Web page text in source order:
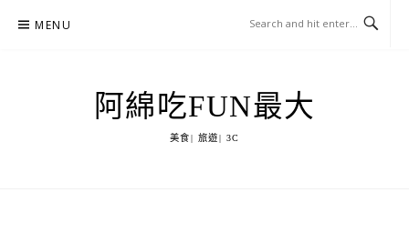
MENU
阿綿吃FUN最大
美食| 旅遊| 3C